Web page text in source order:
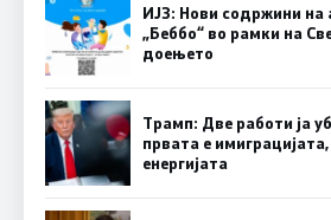
ИЈЗ: Нови содржини на
„Беббо“ во рамки на
доењето
Трамп: Две работи ја
првата е
енергијата